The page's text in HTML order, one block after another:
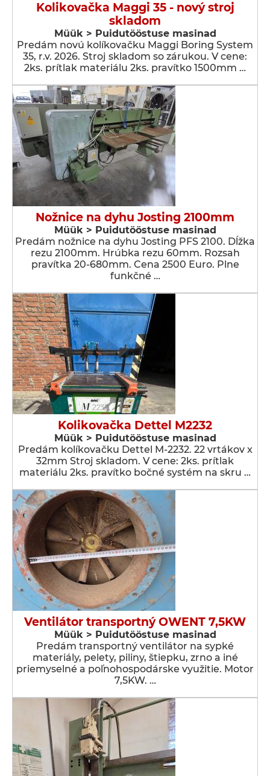
Kolikovačka Maggi 35 - nový stroj
skladom
Müük > Puidutööstuse masinad
Predám novú kolíkovačku Maggi Boring System
35, r.v. 2026. Stroj skladom so zárukou. V cene:
2ks. prítlak materiálu 2ks. pravítko 1500mm …
Nožnice na dyhu Josting 2100mm
Müük > Puidutööstuse masinad
Predám nožnice na dyhu Josting PFS 2100. Dĺžka
rezu 2100mm. Hrúbka rezu 60mm. Rozsah
pravítka 20-680mm. Cena 2500 Euro. Plne
funkčné …
Kolikovačka Dettel M2232
Müük > Puidutööstuse masinad
Predám kolíkovačku Dettel M-2232. 22 vrtákov x
32mm Stroj skladom. V cene: 2ks. prítlak
materiálu 2ks. pravítko bočné systém na skru …
Ventilátor transportný OWENT 7,5KW
Müük > Puidutööstuse masinad
Predám transportný ventilátor na sypké
materiály, pelety, piliny, štiepku, zrno a iné
priemyselné a poľnohospodárske využitie. Motor
7,5KW. …